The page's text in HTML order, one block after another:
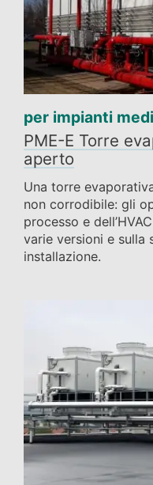
per impianti
PME-E Torre
aperto
Una torre
non corrodibile: gli
processo e
varie versioni e
installazione.